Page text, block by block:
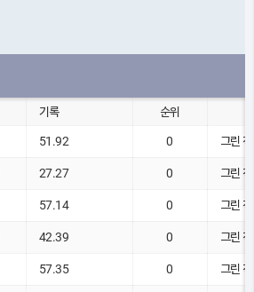
기록 순위
51.92 0 그린
27.27 0 그린
57.14 0 그린
42.39 0 그린
57.35 0 그린